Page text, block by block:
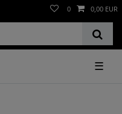
0 0,00 EUR
☰